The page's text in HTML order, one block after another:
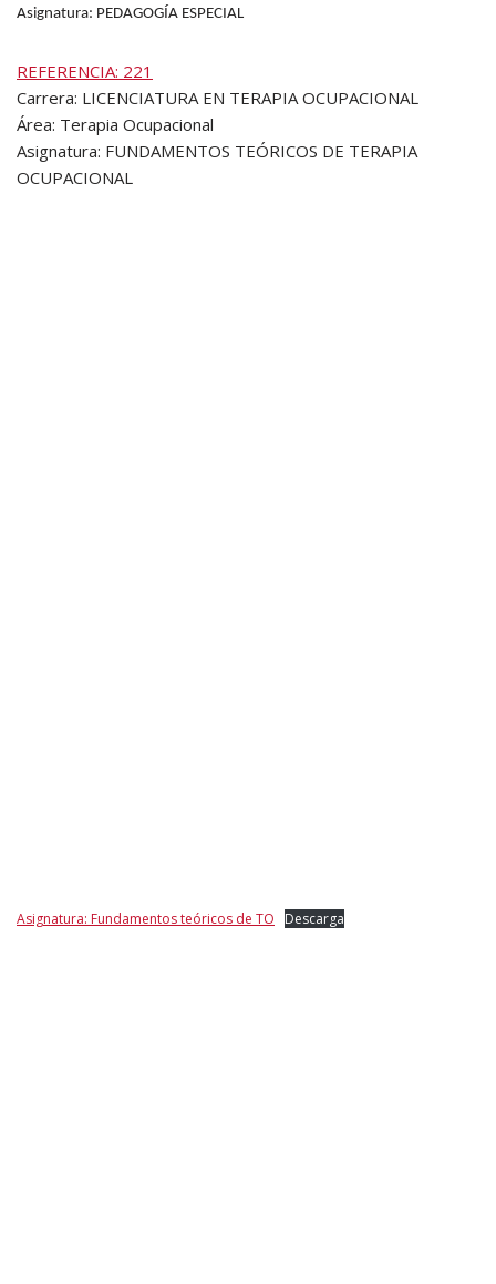
Asignatura: PEDAGOGÍA ESPECIAL
REFERENCIA: 221
Carrera: LICENCIATURA EN TERAPIA OCUPACIONAL
Área: Terapia Ocupacional
Asignatura: FUNDAMENTOS TEÓRICOS DE TERAPIA
OCUPACIONAL
Asignatura: Fundamentos teóricos de TO Descarga